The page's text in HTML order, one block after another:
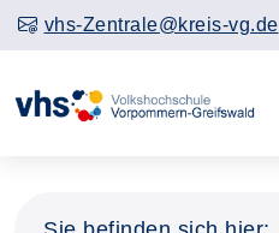
vhs-Zentrale@kreis-vg.de